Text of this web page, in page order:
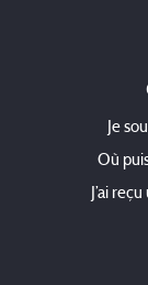
Je
Où
J’ai